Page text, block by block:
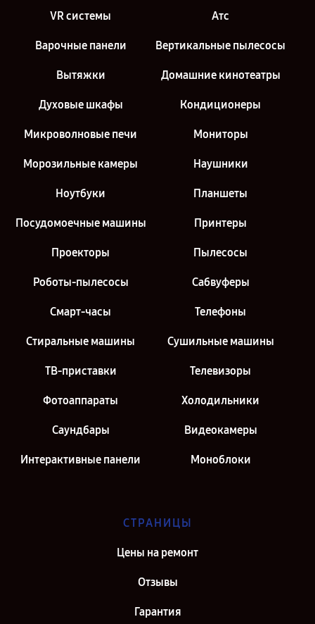
VR системы Атс
Варочные панели Вертикальные пылесосы
Вытяжки Домашние кинотеатры
Духовые шкафы Кондиционеры
Микроволновые печи Мониторы
Морозильные камеры Наушники
Ноутбуки Планшеты
Посудомоечные машины Принтеры
Проекторы Пылесосы
Роботы-пылесосы Сабвуферы
Смарт-часы Телефоны
Стиральные машины Сушильные машины
ТВ-приставки Телевизоры
Фотоаппараты Холодильники
Саундбары Видеокамеры
Интерактивные панели Моноблоки
СТРАНИЦЫ
Цены на ремонт
Отзывы
Гарантия